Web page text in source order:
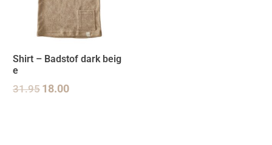
Shirt – Badstof dark beig
e
31.95 18.00